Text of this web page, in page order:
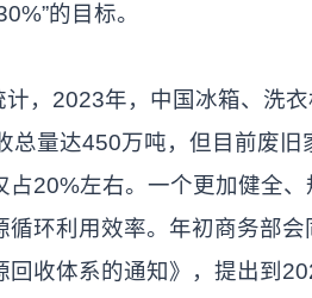
的目标。
2023年，中国冰箱、洗衣
总量达450万吨，但目前废
占20%左右。一个更加健全
循环利用效率。年初商务部
回收体系的通知》，提出到